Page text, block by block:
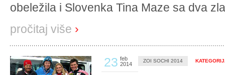
obeležila i Slovenka Tina Maze sa dva
pročitaj više ›
23 feb
2014
ZOI SOCHI 2014